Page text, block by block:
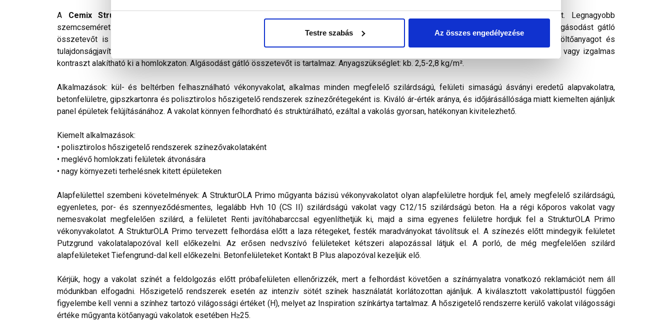
Testre szabás Az összes engedélyezése
A Cemix StrukturOLA Primo
gyárilag előkevert, kapart hatású diszperziós bázisú, ﬁnomszemcsés vékonyvakolat. vékonyvakolat. Legnagyobb
szemcseméret: 1,5 mm. Viszonylag könnyen kivitelezhető és az ára miatt is a polisztirolos hőszigetelések kedvelt színezővakolata. Algásodást gátló
összetevőt is tartalmaz. Az anyag gyakorlatilag nem páraáteresztő. Vizes diszperziós kötőanyagot, időjárásálló pigmenteket, ásványi töltőanyagot és
tulajdonságjavító adalékokat tartalmaz. Színválasztékában pasztell és intenzív színek egyaránt megtalálhatók, ezáltal kellemes színharmónia vagy izgalmas
kontraszt alakítható ki a homlokzaton. Algásodást gátló összetevőt is tartalmaz. Anyagszükséglet: kb. 2,5-2,8 kg/m².
Alkalmazások: kül- és beltérben felhasználható vékonyvakolat, alkalmas minden megfelelő szilárdságú, felületi simaságú ásványi eredetű alapvakolatra,
betonfelületre, gipszkartonra és polisztirolos hőszigetelő rendszerek színezőrétegeként is. Kiváló ár-érték aránya, és időjárásállósága miatt kiemelten ajánljuk
panel épületek felújításánához. A vakolat könnyen felhordható és struktúrálható, ezáltal a vakolás gyorsan, hatékonyan kivitelezhető.
Kiemelt alkalmazások:
• polisztirolos hőszigetelő rendszerek színezővakolataként
• meglévő homlokzati felületek átvonására
• nagy környezeti terhelésnek kitett épületeken
Alapfelülettel szembeni követelmények: A StrukturOLA Primo műgyanta bázisú vékonyvakolatot olyan alapfelületre hordjuk fel, amely megfelelő szilárdságú,
egyenletes, por- és szennyeződésmentes, legalább Hvh 10 (CS II) szilárdságú vakolat vagy C12/15 szilárdságú beton. Ha a régi kőporos vakolat vagy
nemesvakolat megfelelően szilárd, a felületet Renti javítóhabarccsal egyenlíthetjük ki, majd a sima egyenes felületre hordjuk fel a StrukturOLA Primo
vékonyvakolatot. A StrukturOLA Primo tervezett felhordása előtt a laza rétegeket, festék maradványokat távolítsuk el. A színezés előtt mindegyik felületet
Putzgrund vakolatalapozóval kell előkezelni. Az erősen nedvszívó felületeket kétszeri alapozással látjuk el. A porló, de még megfelelően szilárd
alapfelületeket Tiefengrund-dal kell előkezelni. Betonfelületeket Kontakt B Plus alapozóval kezeljük elő.
Kérjük, hogy a vakolat színét a feldolgozás előtt próbafelületen ellenőrizzék, mert a felhordást követően a színárnyalatra vonatkozó reklamációt nem áll
módunkban elfogadni. Hőszigetelő rendszerek esetén az intenzív sötét színek használatát korlátozottan ajánljuk. A kiválasztott vakolattípustól függően
figyelembe kell venni a színhez tartozó világossági értéket (H), melyet az Inspiration színkártya tartalmaz. A hőszigetelő rendszerre kerülő vakolat világossági
értéke műgyanta kötőanyagú vakolatok esetében H≥25.